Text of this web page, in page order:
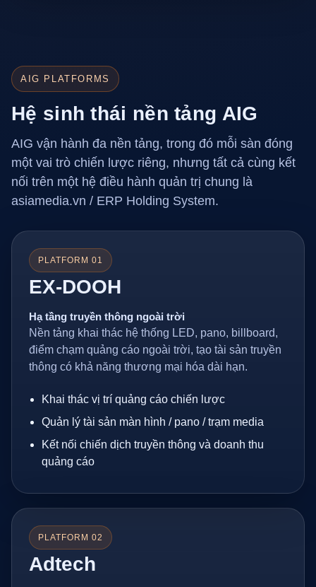
AIG PLATFORMS
Hệ sinh thái nền tảng AIG
AIG vận hành đa nền tảng, trong đó mỗi sàn đóng
một vai trò chiến lược riêng, nhưng tất cả cùng kết
nối trên một hệ điều hành quản trị chung là
asiamedia.vn / ERP Holding System.
PLATFORM 01
EX-DOOH
Hạ tầng truyền thông ngoài trời
Nền tảng khai thác hệ thống LED, pano, billboard,
điểm chạm quảng cáo ngoài trời, tạo tài sản truyền
thông có khả năng thương mại hóa dài hạn.
Khai thác vị trí quảng cáo chiến lược
Quản lý tài sản màn hình / pano / trạm media
Kết nối chiến dịch truyền thông và doanh thu
quảng cáo
PLATFORM 02
Adtech